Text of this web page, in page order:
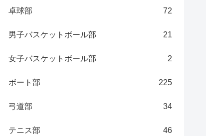
卓球部 72
男子バスケットボール部 21
女子バスケットボール部 2
ボート部 225
弓道部 34
テニス部 46